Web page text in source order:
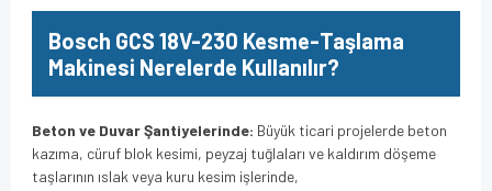
Bosch GCS 18V-230 Kesme-Taşlama
Makinesi Nerelerde Kullanılır?
Beton ve Duvar Şantiyelerinde: Büyük ticari projelerde beton
kazıma, cüruf blok kesimi, peyzaj tuğlaları ve kaldırım döşeme
taşlarının ıslak veya kuru kesim işlerinde,